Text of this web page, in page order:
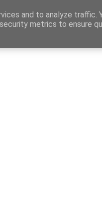
and to analyze traffic.
metrics to ensure